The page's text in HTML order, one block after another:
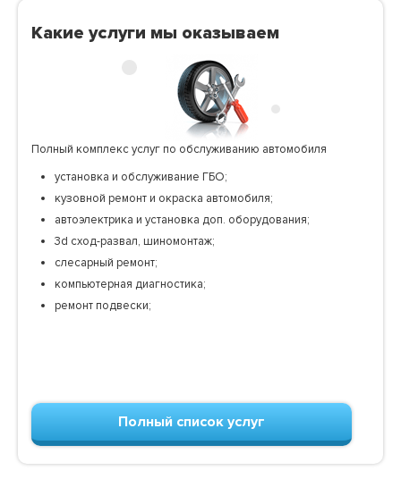
Какие услуги мы оказываем
Полный комплекс услуг по обслуживанию автомобиля
установка и обслуживание ГБО;
кузовной ремонт и окраска автомобиля;
автоэлектрика и установка доп. оборудования;
3d сход-развал, шиномонтаж;
слесарный ремонт;
компьютерная диагностика;
ремонт подвески;
Полный список услуг